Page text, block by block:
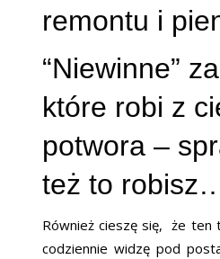
remontu i
“Niewinne”
które robi z
potwora –
też to
Również cieszę się, że ten
codziennie widzę pod